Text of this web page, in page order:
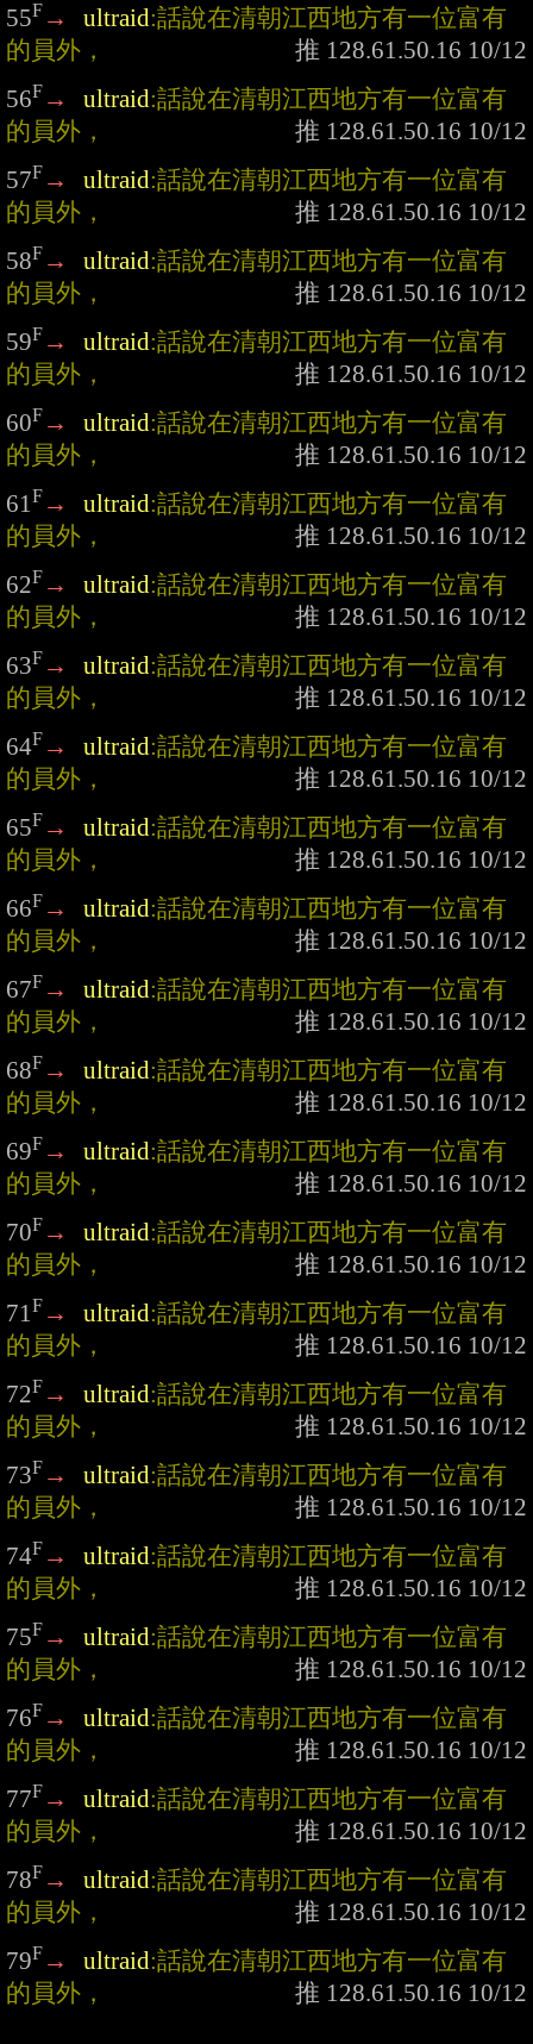
55F → ultraid:話說在清朝江西地方有一位富有
的員外，
56F → ultraid:話說在清朝江西地方有一位富有
的員外，
57F → ultraid:話說在清朝江西地方有一位富有
的員外，
58F → ultraid:話說在清朝江西地方有一位富有
的員外，
59F → ultraid:話說在清朝江西地方有一位富有
的員外，
60F → ultraid:話說在清朝江西地方有一位富有
的員外，
61F → ultraid:話說在清朝江西地方有一位富有
的員外，
62F → ultraid:話說在清朝江西地方有一位富有
的員外，
63F → ultraid:話說在清朝江西地方有一位富有
的員外，
64F → ultraid:話說在清朝江西地方有一位富有
的員外，
65F → ultraid:話說在清朝江西地方有一位富有
的員外，
66F → ultraid:話說在清朝江西地方有一位富有
的員外，
67F → ultraid:話說在清朝江西地方有一位富有
的員外，
68F → ultraid:話說在清朝江西地方有一位富有
的員外，
69F → ultraid:話說在清朝江西地方有一位富有
的員外，
70F → ultraid:話說在清朝江西地方有一位富有
的員外，
71F → ultraid:話說在清朝江西地方有一位富有
的員外，
72F → ultraid:話說在清朝江西地方有一位富有
的員外，
73F → ultraid:話說在清朝江西地方有一位富有
的員外，
74F → ultraid:話說在清朝江西地方有一位富有
的員外，
75F → ultraid:話說在清朝江西地方有一位富有
的員外，
76F → ultraid:話說在清朝江西地方有一位富有
的員外，
77F → ultraid:話說在清朝江西地方有一位富有
的員外，
78F → ultraid:話說在清朝江西地方有一位富有
的員外，
79F → ultraid:話說在清朝江西地方有一位富有
的員外，